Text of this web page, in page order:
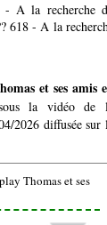
- A la recherche
618 - A la
et ses amis
la vidéo de
2026 diffusée sur
Thomas et ses